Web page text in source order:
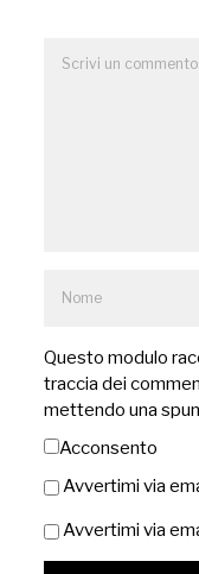
Questo modulo
traccia dei
mettendo una
Acconsento
Avvertimi via
Avvertimi via